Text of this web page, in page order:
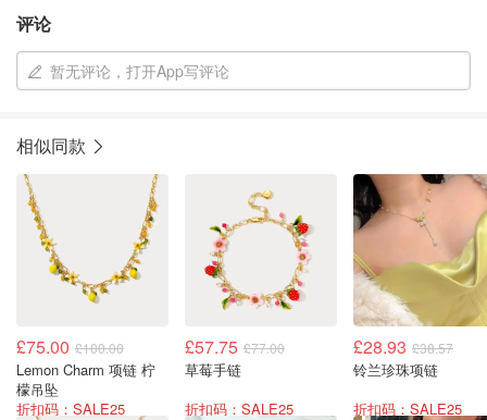
评论
暂无评论，打开App写评论
相似同款
£75.00 £100.00
Lemon Charm 项链 柠
檬吊坠
折扣码：SALE25
£57.75 £77.00
草莓手链
折扣码：SALE25
£28.93 £38.57
铃兰珍珠项链
折扣码：SALE25